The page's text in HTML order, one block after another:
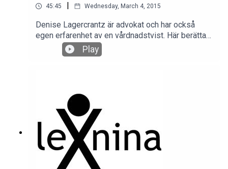
45:45 | Wednesday, March 4, 2015
Denise Lagercrantz är advokat och har också
egen erfarenhet av en vårdnadstvist. Här berättar
hon om sin roll som advokat, hur hon ser på
vårdnadstvister dess processer och hur hon ser
Play